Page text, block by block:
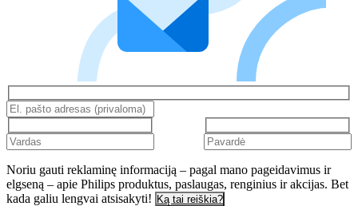
Noriu gauti reklaminę informaciją – pagal mano pageidavimus ir
elgseną – apie Philips produktus, paslaugas, renginius ir akcijas. Bet
kada galiu lengvai atsisakyti! Ką tai reiškia?